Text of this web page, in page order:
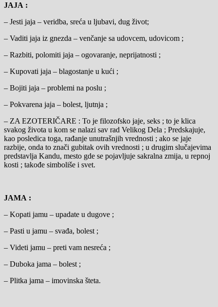
JAJA :
– Jesti jaja – veridba, sreća u ljubavi, dug život;
– Vaditi jaja iz gnezda – venčanje sa udovcem, udovicom ;
– Razbiti, polomiti jaja – ogovaranje, neprijatnosti ;
– Kupovati jaja – blagostanje u kući ;
– Bojiti jaja – problemi na poslu ;
– Pokvarena jaja – bolest, ljutnja ;
– ZA EZOTERIČARE : To je filozofsko jaje, seks ; to je klica
svakog života u kom se nalazi sav rad Velikog Dela ; Predskajuje,
kao posledica toga, rađanje unutrašnjih vrednosti ; ako se jaje
razbije, onda to znači gubitak ovih vrednosti ; u drugim slučajevima
predstavlja Kandu, mesto gde se pojavljuje sakralna zmija, u repnoj
kosti ; takođe simboliše i svet.
JAMA :
– Kopati jamu – upadate u dugove ;
– Pasti u jamu – svađa, bolest ;
– Videti jamu – preti vam nesreća ;
– Duboka jama – bolest ;
– Plitka jama – imovinska šteta.